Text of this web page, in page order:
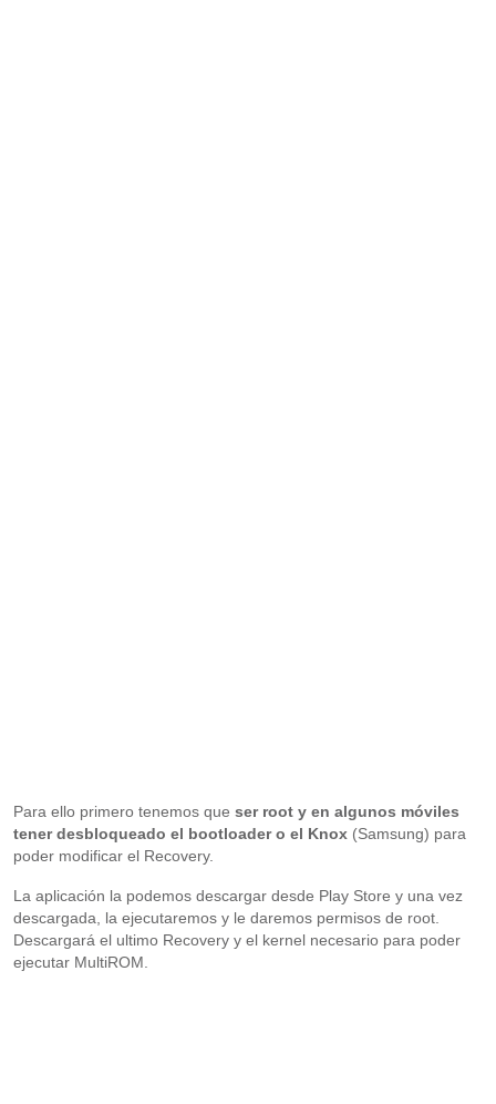
Para ello primero tenemos que ser root y en algunos móviles
tener desbloqueado el bootloader o el Knox(Samsung) para
poder modificar el Recovery.
La aplicación la podemos descargar desde Play Store y una vez
descargada, la ejecutaremos y le daremos permisos de root.
Descargará el ultimo Recovery y el kernel necesario para poder
ejecutar MultiROM.